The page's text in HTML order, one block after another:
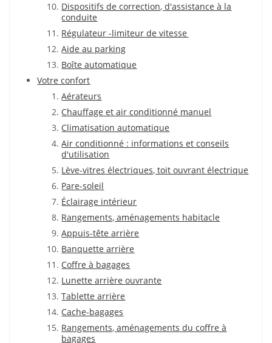
Dispositifs de correction, d'assistance à la
conduite
Régulateur -limiteur de vitesse
Aide au parking
Boîte automatique
Votre confort
Aérateurs
Chauffage et air conditionné manuel
Climatisation automatique
Air conditionné : informations et conseils
d'utilisation
Lève-vitres électriques, toit ouvrant électrique
Pare-soleil
Éclairage intérieur
Rangements, aménagements habitacle
Appuis-tête arrière
Banquette arrière
Coffre à bagages
Lunette arrière ouvrante
Tablette arrière
Cache-bagages
Rangements, aménagements du coffre à
bagages